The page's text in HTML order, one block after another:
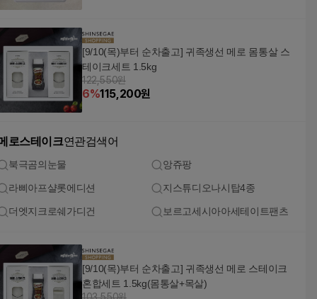
[9/10(목)부터 순차출고] 귀족생선 메로 몸통살 스
테이크세트 1.5kg
122,550원
6%115,200원
로스테이크연관검색어
북극곰의눈물 앙쥬팡
라삐아프샬롯에디션 지스튜디오나시탑4종
더엣지크로쉐가디건 보르고세시아아세테이트팬츠
[9/10(목)부터 순차출고] 귀족생선 메로 스테이크
혼합세트 1.5kg(몸통살+목살)